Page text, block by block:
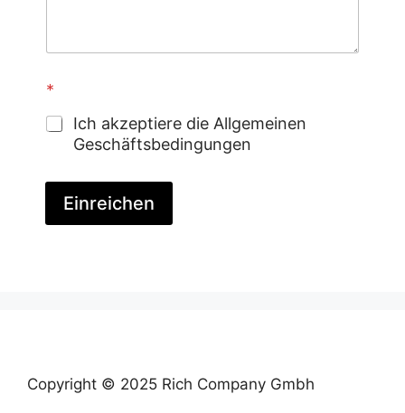
w
a
s
*
Ich akzeptiere die Allgemeinen
Geschäftsbedingungen
Einreichen
Copyright © 2025 Rich Company Gmbh